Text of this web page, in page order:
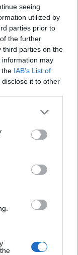
seeing
utilized by
parties prior to
the further
third parties on the
information may
the IAB’s List of
it to other